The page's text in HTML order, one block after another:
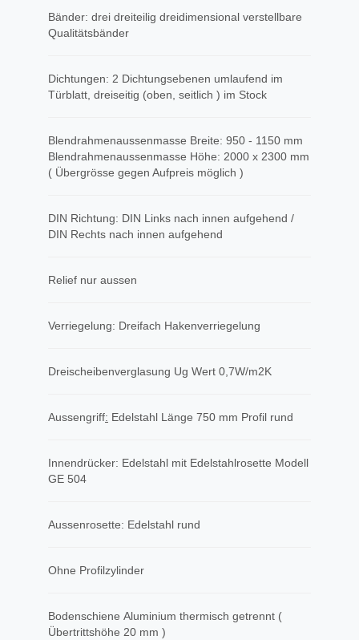
Bänder: drei dreiteilig dreidimensional verstellbare
Qualitätsbänder
Dichtungen: 2 Dichtungsebenen umlaufend im
Türblatt, dreiseitig (oben, seitlich ) im Stock
Blendrahmenaussenmasse Breite: 950 - 1150 mm
Blendrahmenaussenmasse Höhe: 2000 x 2300 mm
( Übergrösse gegen Aufpreis möglich )
DIN Richtung: DIN Links nach innen aufgehend /
DIN Rechts nach innen aufgehend
Relief nur aussen
Verriegelung: Dreifach Hakenverriegelung
Dreischeibenverglasung Ug Wert 0,7W/m2K
Aussengriff​: Edelstahl Länge 750 mm Profil rund
Innendrücker: Edelstahl mit Edelstahlrosette Modell
GE 504
Aussenrosette: Edelstahl rund
Ohne Profilzylinder
Bodenschiene Aluminium thermisch getrennt (
Übertrittshöhe 20 mm )